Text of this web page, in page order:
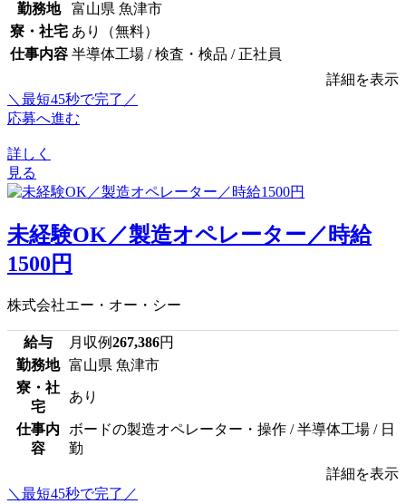
勤務地
富山県 魚津市
寮・社宅 あり（無料）
仕事内容 半導体工場 / 検査・検品 / 正社員
詳細を表示
＼最短45秒で完了／
応募へ進む
詳しく
見る
未経験OK／製造オペレーター／時給
1500円
株式会社エー・オー・シー
給与 月収例267,386円
勤務地
富山県 魚津市
寮・社
宅
あり
仕事内
容
ボードの製造オペレーター・操作 / 半導体工場 / 日
勤
詳細を表示
＼最短45秒で完了／